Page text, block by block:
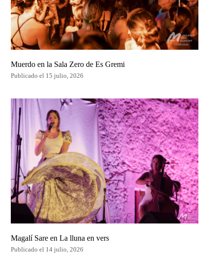
Muerdo en la Sala Zero de Es Gremi
Publicado el 15 julio, 2026
Magalí Sare en La lluna en vers
Publicado el 14 julio, 2026